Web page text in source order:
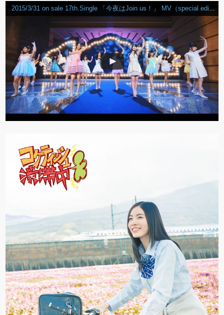
2015/3/31 on sale 17th.Single 「今夜はJoin us！」 MV（special edit ver.）